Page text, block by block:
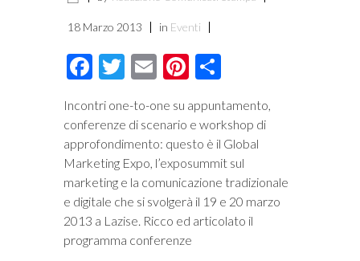
18 Marzo 2013 in Eventi
Facebook
Twitter
EmailPinterest
Incontri one-to-one su appuntamento,
conferenze di scenario e workshop di
approfondimento: questo è il Global
Marketing Expo, l’exposummit sul
marketing e la comunicazione tradizionale
e digitale che si svolgerà il 19 e 20 marzo
2013 a Lazise. Ricco ed articolato il
programma conferenze